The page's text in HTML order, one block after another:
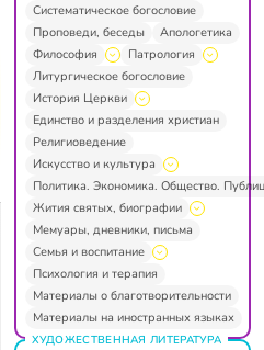
Систематическое богословие
Проповеди, беседы
Апологетика
Философия
Патрология
Литургическое богословие
История Церкви
Единство и разделения христиан
Религиоведение
Искусство и культура
Политика. Экономика. Общество.
Жития святых, биографии
Мемуары, дневники, письма
Семья и воспитание
Психология и терапия
Материалы о благотворительности
Материалы на иностранных языках
ХУДОЖЕСТВЕННАЯ ЛИТЕРАТУРА